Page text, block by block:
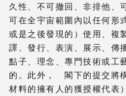
久性、不可撤回、非排他、
可在全宇宙範圍內以任何形
或是之後發現的）使用、複
譯、發行、表演、展示、傳
點子、理念、專門技術或工
的。此外， 閣下的提交將
材料的擁有人的獲授權代